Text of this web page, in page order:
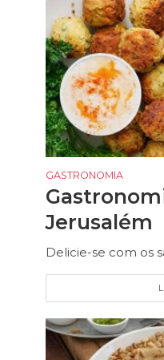
GASTRONOMIA
Jerusalém
Delicie-se com os